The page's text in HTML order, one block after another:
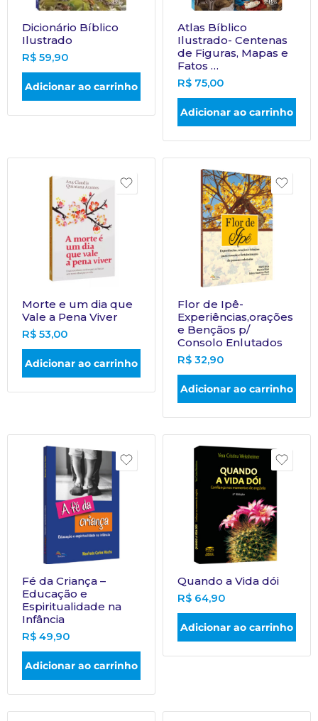
Dicionário Bíblico
Ilustrado
R$ 59,90
Adicionar ao carrinho
Atlas Bíblico
Ilustrado- Centenas
de Figuras, Mapas e
Fatos …
R$ 75,00
Adicionar ao carrinho
Morte e um dia que
Vale a Pena Viver
R$ 53,00
Adicionar ao carrinho
Flor de Ipê-
Experiências,orações
e Bençãos p/
Consolo Enlutados
R$ 32,90
Adicionar ao carrinho
Fé da Criança –
Educação e
Espiritualidade na
Infância
R$ 49,90
Adicionar ao carrinho
Quando a Vida dói
R$ 64,90
Adicionar ao carrinho